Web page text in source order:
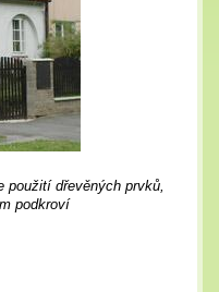
použití dřevěných prvků,
podkroví